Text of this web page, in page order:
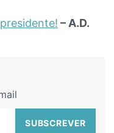
– A.D.